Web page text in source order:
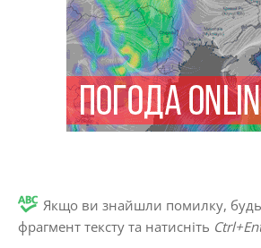
Якщо ви знайшли помилку, будь
фрагмент тексту та натисніть